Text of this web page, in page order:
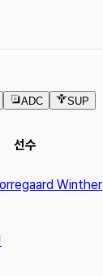
ADC SUP
선수
Winther